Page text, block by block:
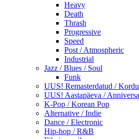
Heavy
Death
Thrash
Progressive
Speed
Post / Atmospheric
Industrial
Jazz / Blues / Soul
Funk
UUS! Remasterdatud /
UUS! Aastapäeva /
K-Pop / Korean Pop
Alternative / Indie
Dance / Electronic
Hip-hop / R&B